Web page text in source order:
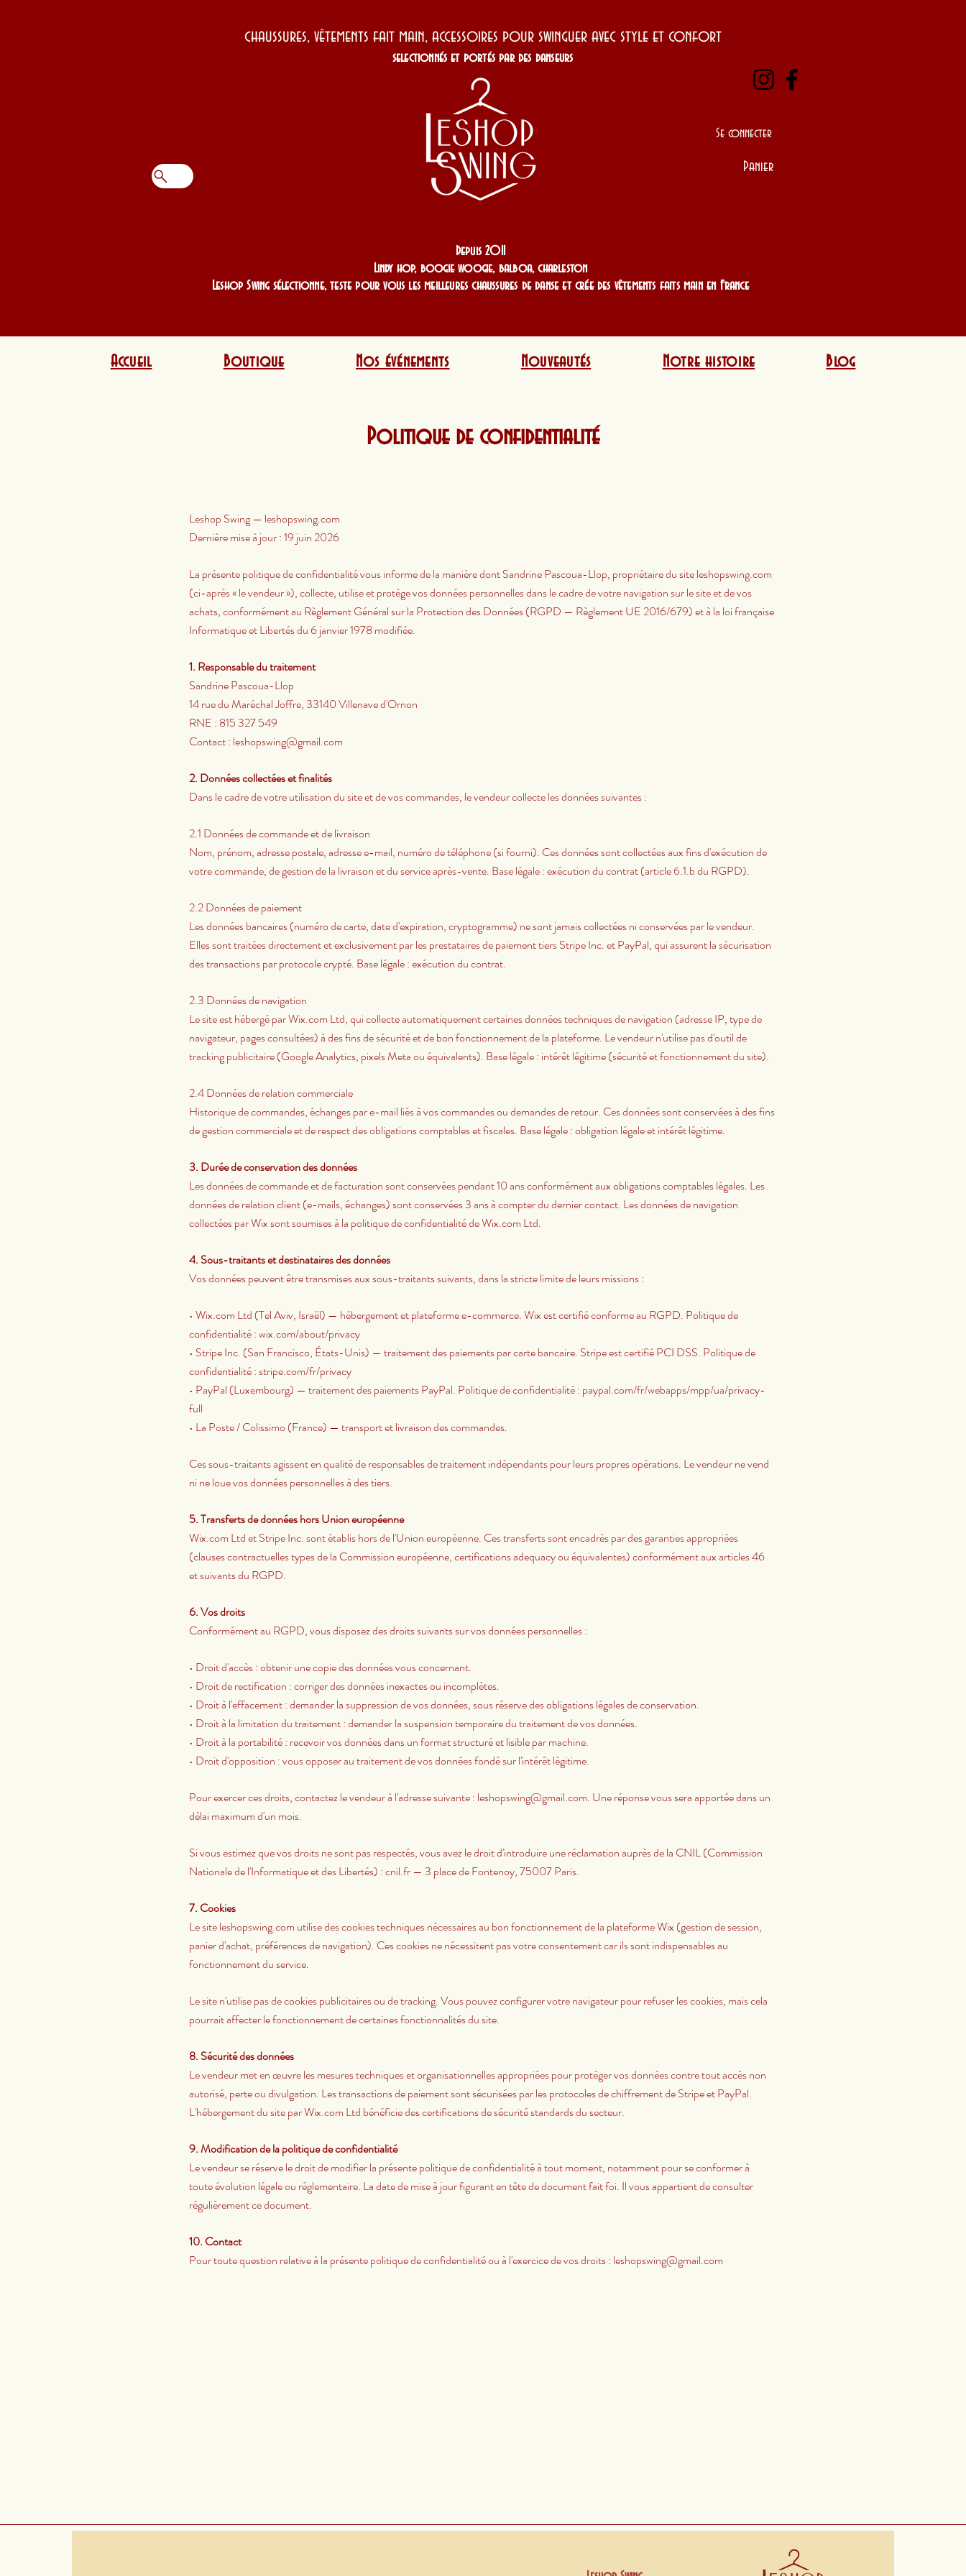
Accueil Boutique Nos événements Nouveautés Notre histoire Blog
chaussures, vêtements fait main, accessoires pour swinguer avec style et confort
Panier
Se connecter
selectionnés et portés par des danseurs
Depuis 2011
Lindy hop, boogie woogie, balboa, charleston
Leshop Swing sélectionne, teste pour vous les meilleures chaussures de danse et crée des vêtements faits main en France
Politique de confidentialité
Leshop Swing — leshopswing.com
Dernière mise à jour : 19 juin 2026
La présente politique de confidentialité vous informe de la manière dont Sandrine Pascoua-Llop, propriétaire du site leshopswing.com
(ci-après « le vendeur »), collecte, utilise et protège vos données personnelles dans le cadre de votre navigation sur le site et de vos
achats, conformément au Règlement Général sur la Protection des Données (RGPD — Règlement UE 2016/679) et à la loi française
Informatique et Libertés du 6 janvier 1978 modifiée.
1. Responsable du traitement
Sandrine Pascoua-Llop
14 rue du Maréchal Joffre, 33140 Villenave d'Ornon
RNE : 815 327 549
Contact : leshopswing@gmail.com
2. Données collectées et finalités
Dans le cadre de votre utilisation du site et de vos commandes, le vendeur collecte les données suivantes :
2.1 Données de commande et de livraison
Nom, prénom, adresse postale, adresse e-mail, numéro de téléphone (si fourni). Ces données sont collectées aux fins d'exécution de
votre commande, de gestion de la livraison et du service après-vente. Base légale : exécution du contrat (article 6.1.b du RGPD).
2.2 Données de paiement
Les données bancaires (numéro de carte, date d'expiration, cryptogramme) ne sont jamais collectées ni conservées par le vendeur.
Elles sont traitées directement et exclusivement par les prestataires de paiement tiers Stripe Inc. et PayPal, qui assurent la sécurisation
des transactions par protocole crypté. Base légale : exécution du contrat.
2.3 Données de navigation
Le site est hébergé par Wix.com Ltd, qui collecte automatiquement certaines données techniques de navigation (adresse IP, type de
navigateur, pages consultées) à des fins de sécurité et de bon fonctionnement de la plateforme. Le vendeur n'utilise pas d'outil de
tracking publicitaire (Google Analytics, pixels Meta ou équivalents). Base légale : intérêt légitime (sécurité et fonctionnement du site).
2.4 Données de relation commerciale
Historique de commandes, échanges par e-mail liés à vos commandes ou demandes de retour. Ces données sont conservées à des fins
de gestion commerciale et de respect des obligations comptables et fiscales. Base légale : obligation légale et intérêt légitime.
3. Durée de conservation des données
Les données de commande et de facturation sont conservées pendant 10 ans conformément aux obligations comptables légales. Les
données de relation client (e-mails, échanges) sont conservées 3 ans à compter du dernier contact. Les données de navigation
collectées par Wix sont soumises à la politique de confidentialité de Wix.com Ltd.
4. Sous-traitants et destinataires des données
Vos données peuvent être transmises aux sous-traitants suivants, dans la stricte limite de leurs missions :
• Wix.com Ltd (Tel Aviv, Israël) — hébergement et plateforme e-commerce. Wix est certifié conforme au RGPD. Politique de
confidentialité : wix.com/about/privacy
• Stripe Inc. (San Francisco, États-Unis) — traitement des paiements par carte bancaire. Stripe est certifié PCI DSS. Politique de
confidentialité : stripe.com/fr/privacy
• PayPal (Luxembourg) — traitement des paiements PayPal. Politique de confidentialité : paypal.com/fr/webapps/mpp/ua/privacy-
full
• La Poste / Colissimo (France) — transport et livraison des commandes.
Ces sous-traitants agissent en qualité de responsables de traitement indépendants pour leurs propres opérations. Le vendeur ne vend
ni ne loue vos données personnelles à des tiers.
5. Transferts de données hors Union européenne
Wix.com Ltd et Stripe Inc. sont établis hors de l'Union européenne. Ces transferts sont encadrés par des garanties appropriées
(clauses contractuelles types de la Commission européenne, certifications adequacy ou équivalentes) conformément aux articles 46
et suivants du RGPD.
6. Vos droits
Conformément au RGPD, vous disposez des droits suivants sur vos données personnelles :
• Droit d'accès : obtenir une copie des données vous concernant.
• Droit de rectification : corriger des données inexactes ou incomplètes.
• Droit à l'effacement : demander la suppression de vos données, sous réserve des obligations légales de conservation.
• Droit à la limitation du traitement : demander la suspension temporaire du traitement de vos données.
• Droit à la portabilité : recevoir vos données dans un format structuré et lisible par machine.
• Droit d'opposition : vous opposer au traitement de vos données fondé sur l'intérêt légitime.
Pour exercer ces droits, contactez le vendeur à l'adresse suivante : leshopswing@gmail.com. Une réponse vous sera apportée dans un
délai maximum d'un mois.
Si vous estimez que vos droits ne sont pas respectés, vous avez le droit d'introduire une réclamation auprès de la CNIL (Commission
Nationale de l'Informatique et des Libertés) : cnil.fr — 3 place de Fontenoy, 75007 Paris.
7. Cookies
Le site leshopswing.com utilise des cookies techniques nécessaires au bon fonctionnement de la plateforme Wix (gestion de session,
panier d'achat, préférences de navigation). Ces cookies ne nécessitent pas votre consentement car ils sont indispensables au
fonctionnement du service.
Le site n'utilise pas de cookies publicitaires ou de tracking. Vous pouvez configurer votre navigateur pour refuser les cookies, mais cela
pourrait affecter le fonctionnement de certaines fonctionnalités du site.
8. Sécurité des données
Le vendeur met en œuvre les mesures techniques et organisationnelles appropriées pour protéger vos données contre tout accès non
autorisé, perte ou divulgation. Les transactions de paiement sont sécurisées par les protocoles de chiffrement de Stripe et PayPal.
L'hébergement du site par Wix.com Ltd bénéficie des certifications de sécurité standards du secteur.
9. Modification de la politique de confidentialité
Le vendeur se réserve le droit de modifier la présente politique de confidentialité à tout moment, notamment pour se conformer à
toute évolution légale ou réglementaire. La date de mise à jour figurant en tête de document fait foi. Il vous appartient de consulter
régulièrement ce document.
10. Contact
Pour toute question relative à la présente politique de confidentialité ou à l'exercice de vos droits : leshopswing@gmail.com